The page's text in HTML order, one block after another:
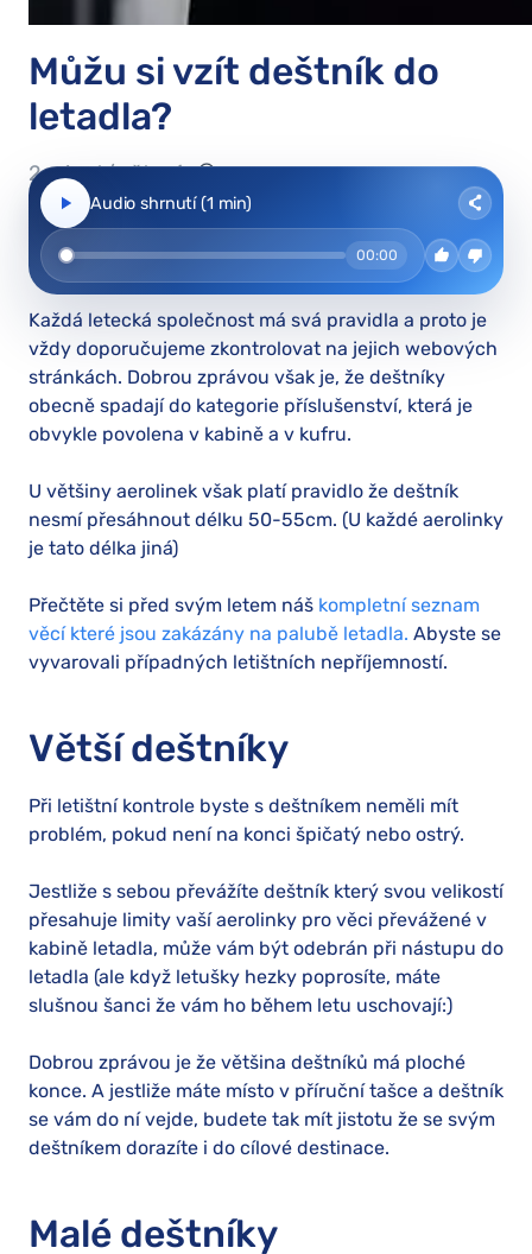
Můžu si vzít deštník do
letadla?
2 minut/y čtení
00:00
Audio shrnutí (1 min)
Každá letecká společnost má svá pravidla a proto je
vždy doporučujeme zkontrolovat na jejich webových
stránkách. Dobrou zprávou však je, že deštníky
obecně spadají do kategorie příslušenství, která je
obvykle povolena v kabině a v kufru.
U většiny aerolinek však platí pravidlo že deštník
nesmí přesáhnout délku 50-55cm. (U každé aerolinky
je tato délka jiná)
Přečtěte si před svým letem náš kompletní seznam
věcí které jsou zakázány na palubě letadla. Abyste se
vyvarovali případných letištních nepříjemností.
Větší deštníky
Při letištní kontrole byste s deštníkem neměli mít
problém, pokud není na konci špičatý nebo ostrý.
Jestliže s sebou převážíte deštník který svou velikostí
přesahuje limity vaší aerolinky pro věci převážené v
kabině letadla, může vám být odebrán při nástupu do
letadla (ale když letušky hezky poprosíte, máte
slušnou šanci že vám ho během letu uschovají:)
Dobrou zprávou je že většina deštníků má ploché
konce. A jestliže máte místo v příruční tašce a deštník
se vám do ní vejde, budete tak mít jistotu že se svým
deštníkem dorazíte i do cílové destinace.
Malé deštníky